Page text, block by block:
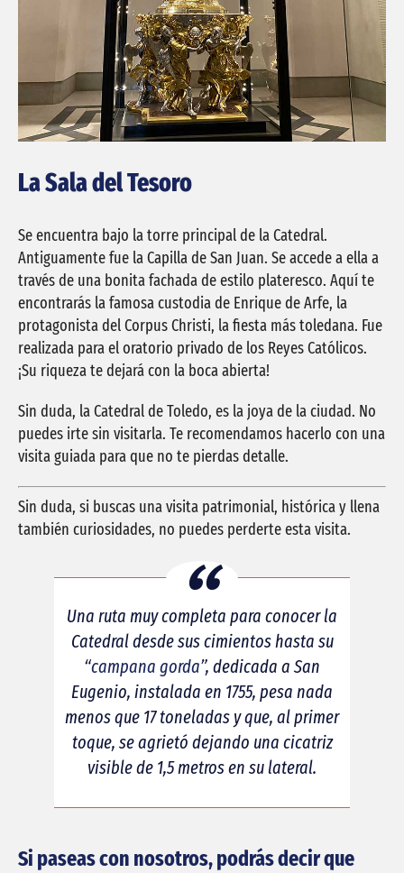
La Sala del Tesoro
Se encuentra bajo la torre principal de la Catedral.
Antiguamente fue la Capilla de San Juan. Se accede a ella a
través de una bonita fachada de estilo plateresco. Aquí te
encontrarás la famosa custodia de Enrique de Arfe, la
protagonista del Corpus Christi, la fiesta más toledana. Fue
realizada para el oratorio privado de los Reyes Católicos.
¡Su riqueza te dejará con la boca abierta!
Sin duda, la Catedral de Toledo, es la joya de la ciudad. No
puedes irte sin visitarla. Te recomendamos hacerlo con una
visita guiada para que no te pierdas detalle.
Sin duda, si buscas una visita patrimonial, histórica y llena
también curiosidades, no puedes perderte esta visita.
Una ruta muy completa para conocer la
Catedral desde sus cimientos hasta su
“campana gorda”, dedicada a San
Eugenio, instalada en 1755, pesa nada
menos que 17 toneladas y que, al primer
toque, se agrietó dejando una cicatriz
visible de 1,5 metros en su lateral.
Si paseas con nosotros, podrás decir que